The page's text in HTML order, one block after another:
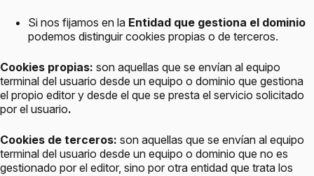
Si nos fijamos en la Entidad que gestiona el dominio
podemos distinguir cookies propias o de terceros.
Cookies propias: son aquellas que se envían al equipo
terminal del usuario desde un equipo o dominio que gestiona
el propio editor y desde el que se presta el servicio solicitado
por el usuario.
Cookies de terceros: son aquellas que se envían al equipo
terminal del usuario desde un equipo o dominio que no es
gestionado por el editor, sino por otra entidad que trata los